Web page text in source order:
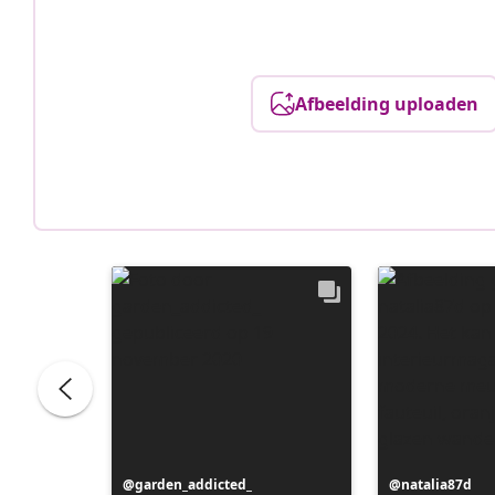
Afbeelding uploaden
Bericht
garden_addicted_
Bericht
natalia87d